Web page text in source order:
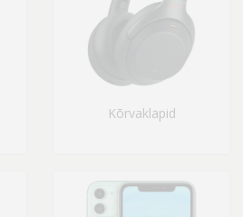
Kõrvaklapid